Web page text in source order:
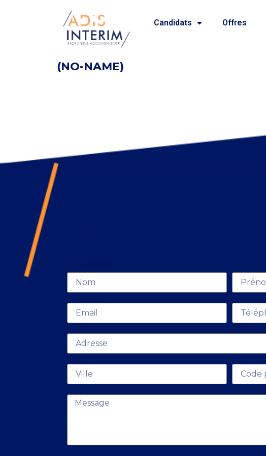
Candidats Offres
(NO-NAME)